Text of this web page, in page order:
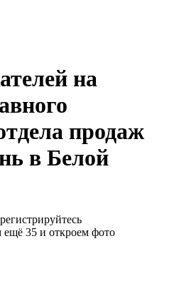
на
продаж
в Белой
35 и откроем фото